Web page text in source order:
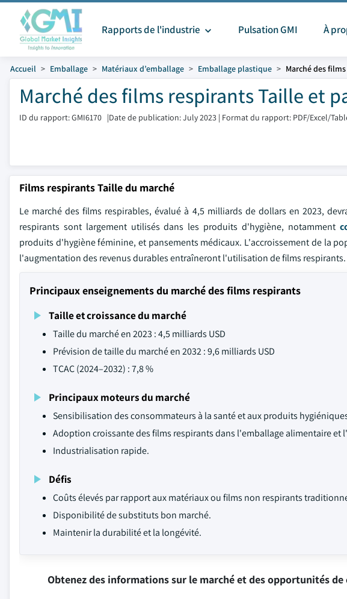
Rapports de l'industrie Pulsation GMI À
Accueil Emballage Matériaux d’emballage Emballage plastique Marché des
Marché des films respirants Taille et
ID du rapport: GMI6170 |Date de publication: July 2023 | Format du rapport: PDF/Excel/
Films respirants Taille du marché
Le marché des films respirables, évalué à 4,5 milliards de dollars en 2023,
respirants sont largement utilisés dans les produits d'hygiène, notamment
produits d'hygiène féminine, et pansements médicaux. L'accroissement de la
l'augmentation des revenus durables entraîneront l'utilisation de films respirants.
Principaux enseignements du marché des films respirants
Taille et croissance du marché
Taille du marché en 2023 : 4,5 milliards USD
Prévision de taille du marché en 2032 : 9,6 milliards USD
TCAC (2024–2032) : 7,8 %
Principaux moteurs du marché
Sensibilisation des consommateurs à la santé et aux produits
Adoption croissante des films respirants dans l'emballage alimentaire et
Industrialisation rapide.
Défis
Coûts élevés par rapport aux matériaux ou films non respirants
Disponibilité de substituts bon marché.
Maintenir la durabilité et la longévité.
Obtenez des informations sur le marché et des opportunités de